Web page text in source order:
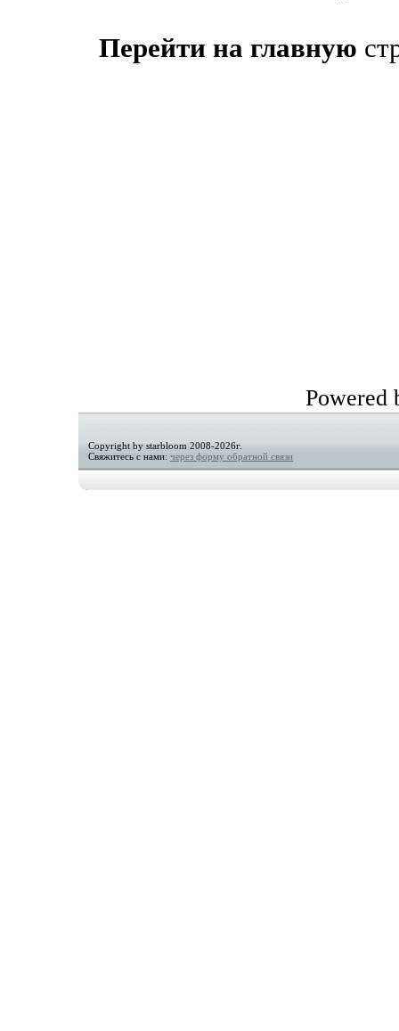
Перейти на главную
Powered
Copyright by starbloom 2008-2026г.
Свяжитесь с нами: через форму обратной связи